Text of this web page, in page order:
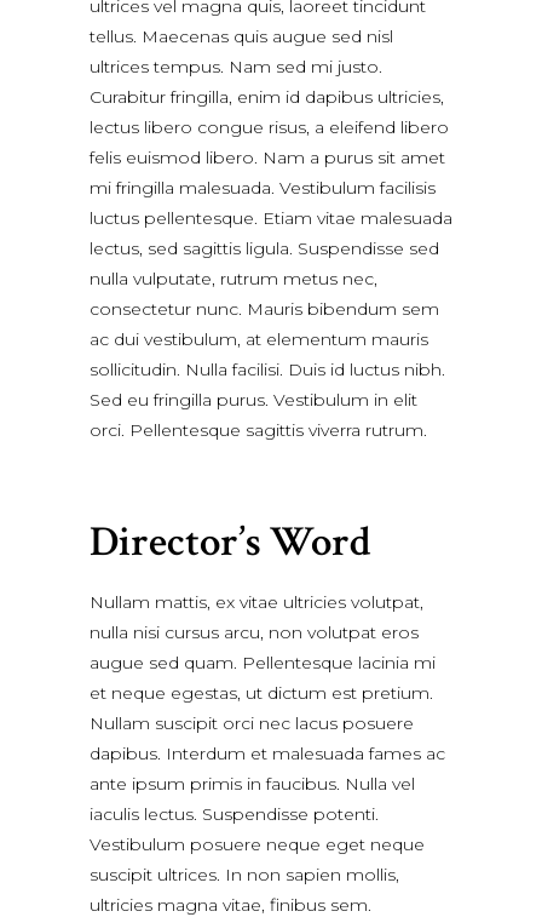
ultrices vel magna quis, laoreet tincidunt
tellus. Maecenas quis augue sed nisl
ultrices tempus. Nam sed mi justo.
Curabitur fringilla, enim id dapibus ultricies,
lectus libero congue risus, a eleifend libero
felis euismod libero. Nam a purus sit amet
mi fringilla malesuada. Vestibulum facilisis
luctus pellentesque. Etiam vitae malesuada
lectus, sed sagittis ligula. Suspendisse sed
nulla vulputate, rutrum metus nec,
consectetur nunc. Mauris bibendum sem
ac dui vestibulum, at elementum mauris
sollicitudin. Nulla facilisi. Duis id luctus nibh.
Sed eu fringilla purus. Vestibulum in elit
orci. Pellentesque sagittis viverra rutrum.
Director’s Word
Nullam mattis, ex vitae ultricies volutpat,
nulla nisi cursus arcu, non volutpat eros
augue sed quam. Pellentesque lacinia mi
et neque egestas, ut dictum est pretium.
Nullam suscipit orci nec lacus posuere
dapibus. Interdum et malesuada fames ac
ante ipsum primis in faucibus. Nulla vel
iaculis lectus. Suspendisse potenti.
Vestibulum posuere neque eget neque
suscipit ultrices. In non sapien mollis,
ultricies magna vitae, finibus sem.